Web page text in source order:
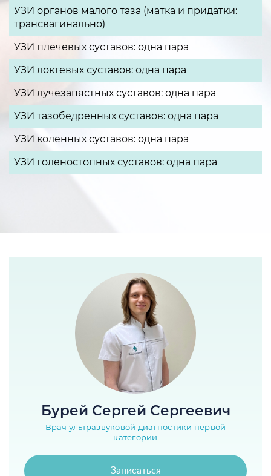
УЗИ органов малого таза (матка и придатки:
трансвагинально)
УЗИ плечевых суставов: одна пара
УЗИ локтевых суставов: одна пара
УЗИ лучезапястных суставов: одна пара
УЗИ тазобедренных суставов: одна пара
УЗИ коленных суставов: одна пара
УЗИ голеностопных суставов: одна пара
Бурей Сергей Сергеевич
Врач ультразвуковой диагностики первой
категории
Записаться